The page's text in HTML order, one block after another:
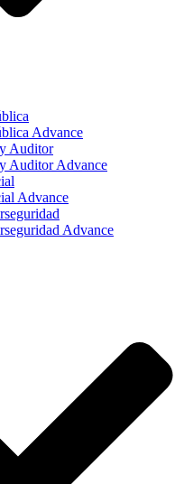
Advance
Auditor
Auditor Advance
Advance
Advance